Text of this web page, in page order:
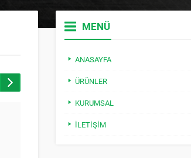
MENÜ
ANASAYFA
ÜRÜNLER
KURUMSAL
İLETIŞIM